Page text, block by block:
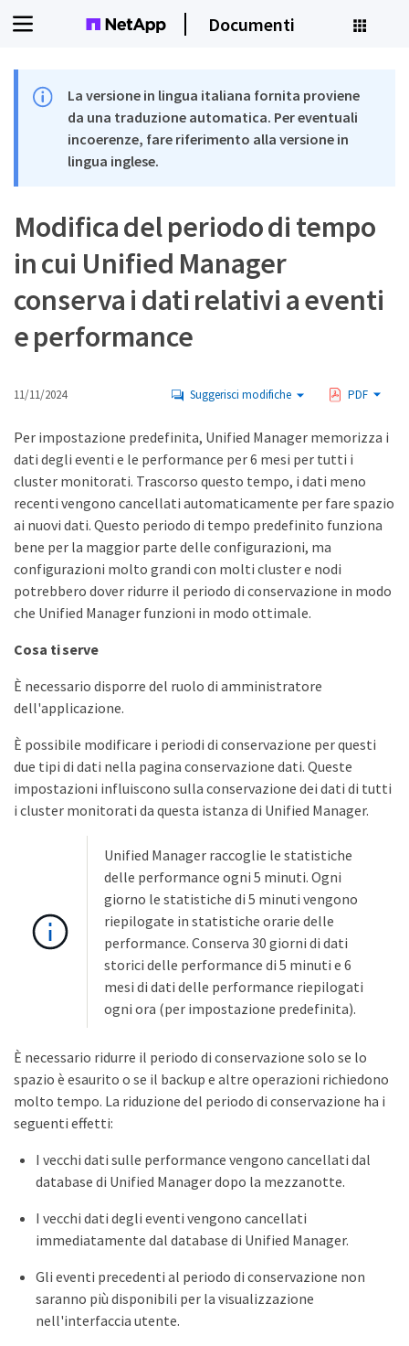
Documenti
La versione in lingua italiana fornita proviene
da una traduzione automatica. Per eventuali
incoerenze, fare riferimento alla versione in
lingua inglese.
Modifica del periodo di tempo
in cui Unified Manager
conserva i dati relativi a eventi
e performance
11/11/2024 Suggerisci modifiche PDF
Per impostazione predefinita, Unified Manager memorizza i
dati degli eventi e le performance per 6 mesi per tutti i
cluster monitorati. Trascorso questo tempo, i dati meno
recenti vengono cancellati automaticamente per fare spazio
ai nuovi dati. Questo periodo di tempo predefinito funziona
bene per la maggior parte delle configurazioni, ma
configurazioni molto grandi con molti cluster e nodi
potrebbero dover ridurre il periodo di conservazione in modo
che Unified Manager funzioni in modo ottimale.
Cosa ti serve
È necessario disporre del ruolo di amministratore
dell'applicazione.
È possibile modificare i periodi di conservazione per questi
due tipi di dati nella pagina conservazione dati. Queste
impostazioni influiscono sulla conservazione dei dati di tutti
i cluster monitorati da questa istanza di Unified Manager.
Unified Manager raccoglie le statistiche
delle performance ogni 5 minuti. Ogni
giorno le statistiche di 5 minuti vengono
riepilogate in statistiche orarie delle
performance. Conserva 30 giorni di dati
storici delle performance di 5 minuti e 6
mesi di dati delle performance riepilogati
ogni ora (per impostazione predefinita).
È necessario ridurre il periodo di conservazione solo se lo
spazio è esaurito o se il backup e altre operazioni richiedono
molto tempo. La riduzione del periodo di conservazione ha i
seguenti effetti:
I vecchi dati sulle performance vengono cancellati dal
database di Unified Manager dopo la mezzanotte.
I vecchi dati degli eventi vengono cancellati
immediatamente dal database di Unified Manager.
Gli eventi precedenti al periodo di conservazione non
saranno più disponibili per la visualizzazione
nell'interfaccia utente.